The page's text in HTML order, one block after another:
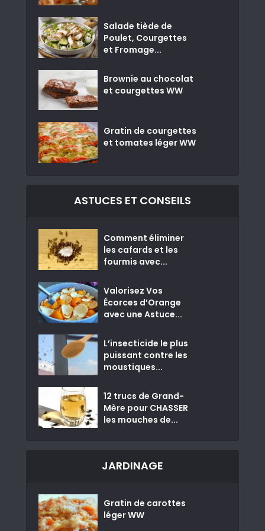
Salade tiède de
Poulet, Courgettes
et Fromage...
Brownie au chocolat
et courgettes WW
Gratin de courgettes
et tomates léger WW
ASTUCES ET CONSEILS
Comment éliminer
les cafards et les
fourmis avec...
Valorisez Vos
Écorces d’Orange
avec une Astuce...
L’insecticide le plus
puissant contre les
moustiques...
12 trucs de Grand-
Mère pour CHASSER
les mouches de...
JARDINAGE
Gratin de carottes
léger WW